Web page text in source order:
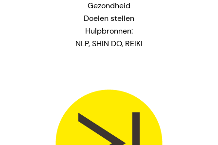
Gezondheid
Doelen stellen
Hulpbronnen:
NLP, SHIN DO, REIKI